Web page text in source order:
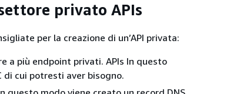
privato APIs
per la creazione di un’API privata:
a più endpoint privati. APIs In questo
di cui potresti aver bisogno.